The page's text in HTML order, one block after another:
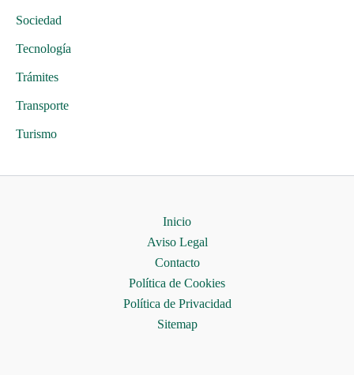
Sociedad
Tecnología
Trámites
Transporte
Turismo
Inicio
Aviso Legal
Contacto
Política de Cookies
Política de Privacidad
Sitemap